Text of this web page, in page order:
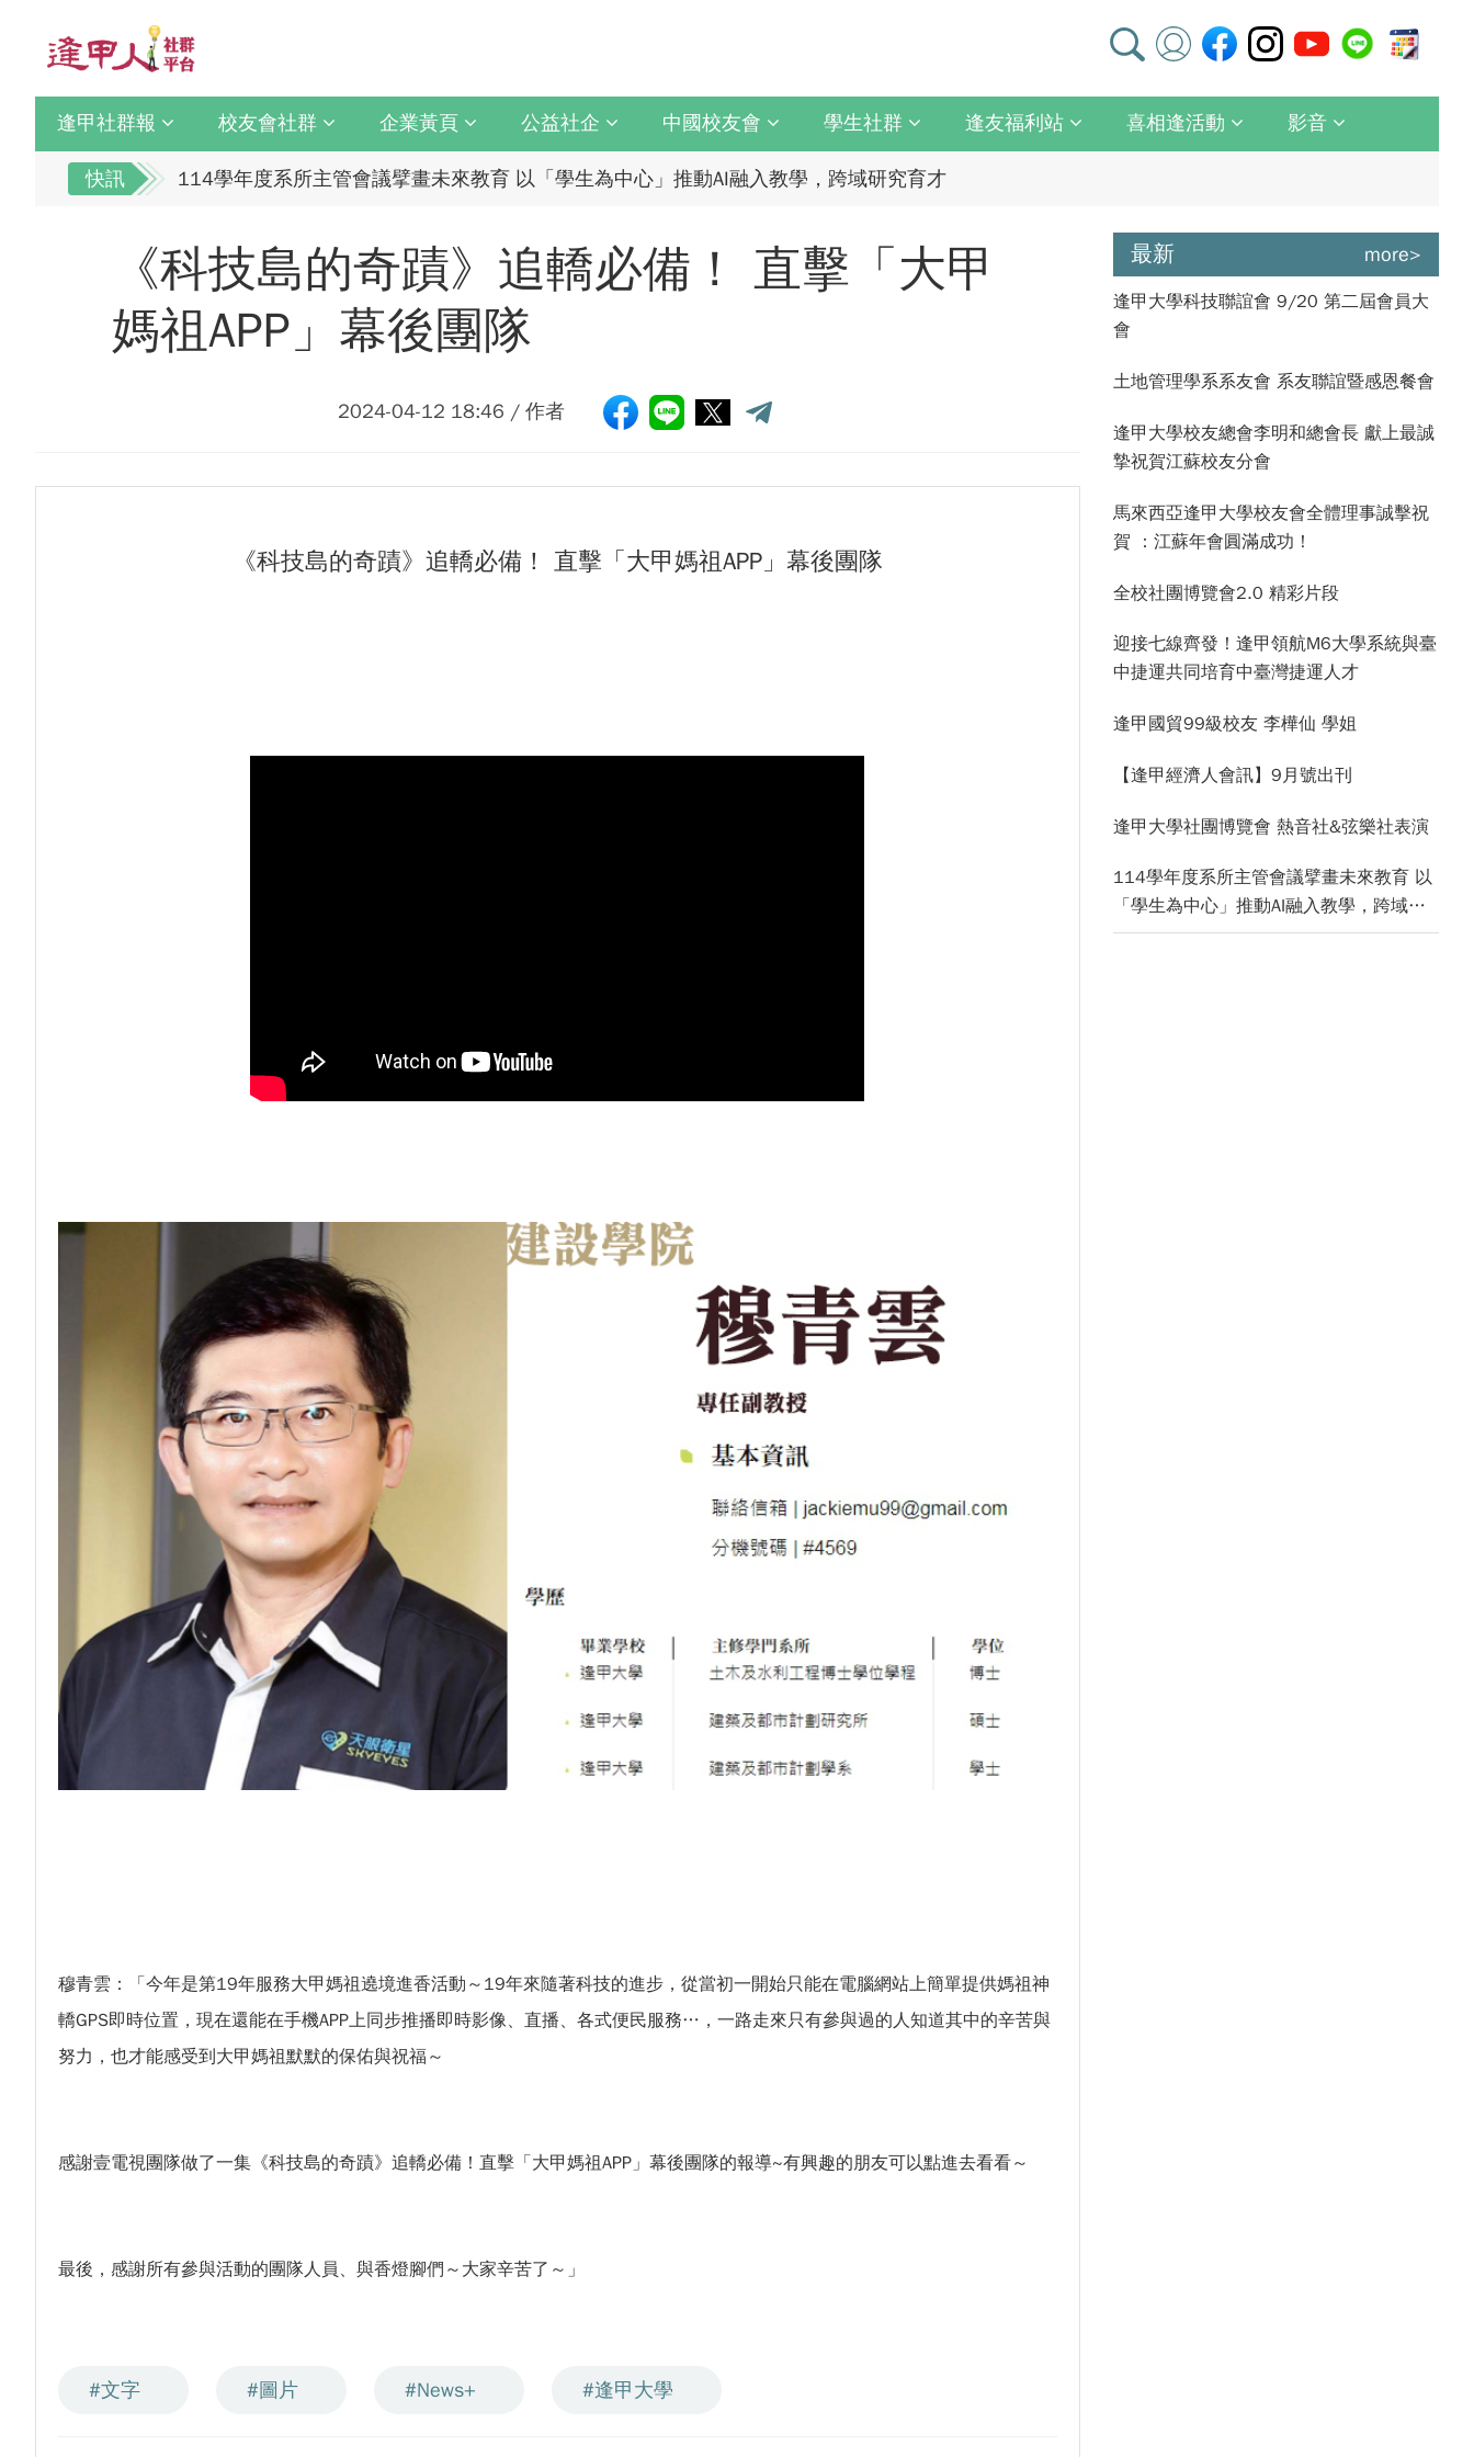
逢甲社群報 校友會社群 企業黃頁 公益社企 中國校友會 學生社群 逢友福利站 喜相逢活動 影音
快訊
全校社團博覽會2.0 精彩片段
迎接七線齊發！逢甲領航M6大學系統與臺中捷運共同培育中臺灣捷運人才
逢甲國貿99級校友 李樺仙 學姐
【逢甲經濟人會訊】9月號出刊
114學年度系所主管會議擘畫未來教育 以「學生為中心」推動AI融入教學，跨域研究育才
逢甲大學EMBA舉辦新生共善營 以「大好・共善・同樂」開啟學習新旅程
【轉載】麗明營造第24屆公益捐血9月10日登場 歡迎企業踴躍參與
逢甲大學高承恕董事長演講【世界經濟新版圖?舊版圖?】--世界500強企業
龍谷大學師生來訪逢甲 共同探討永續林業與CLT建築發展
逢甲航太系勇奪國防競賽優勝 智慧無人機突破GPS限制
逢甲大學泰國校友會 第45週年會員大會 於昭披耶河舉辦歡迎宴
馬來西亞逢甲大學校友會全體理事誠擊祝賀 ：江蘇年會圓滿成功！
全校社團博覽會2.0 精彩片段
迎接七線齊發！逢甲領航M6大學系統與臺中捷運共同培育中臺灣捷運人才
逢甲國貿99級校友 李樺仙 學姐
114學年度系所主管會議擘畫未來教育 以「學生為中心」推動AI融入教學，跨域研究育才
龍谷大學師生來訪逢甲 共同探討永續林業與CLT建築發展
《科技島的奇蹟》追轎必備！ 直擊「大甲
媽祖APP」幕後團隊
2024-04-12 18:46 / 作者
《科技島的奇蹟》追轎必備！ 直擊「大甲媽祖APP」幕後團隊
穆青雲：「今年是第19年服務大甲媽祖遶境進香活動～19年來隨著科技的進步，從當初一開始只能在電腦網站上簡單提供媽祖神
轎GPS即時位置，現在還能在手機APP上同步推播即時影像、直播、各式便民服務…，一路走來只有參與過的人知道其中的辛苦與
努力，也才能感受到大甲媽祖默默的保佑與祝福～
感謝壹電視團隊做了一集《科技島的奇蹟》追轎必備！直擊「大甲媽祖APP」幕後團隊的報導~有興趣的朋友可以點進去看看～
最後，感謝所有參與活動的團隊人員、與香燈腳們～大家辛苦了～」
#文字 #圖片 #News+ #逢甲大學
最新 more>
逢甲大學科技聯誼會 9/20 第二屆會員大
會
土地管理學系系友會 系友聯誼暨感恩餐會
逢甲大學校友總會李明和總會長 獻上最誠
摯祝賀江蘇校友分會
馬來西亞逢甲大學校友會全體理事誠擊祝
賀 ：江蘇年會圓滿成功！
全校社團博覽會2.0 精彩片段
迎接七線齊發！逢甲領航M6大學系統與臺
中捷運共同培育中臺灣捷運人才
逢甲國貿99級校友 李樺仙 學姐
【逢甲經濟人會訊】9月號出刊
逢甲大學社團博覽會 熱音社&弦樂社表演
114學年度系所主管會議擘畫未來教育 以
「學生為中心」推動AI融入教學，跨域研
究育才